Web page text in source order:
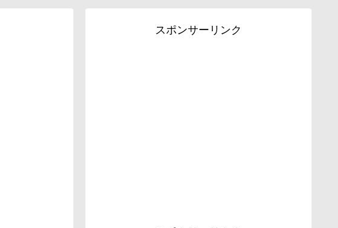
スポンサーリンク